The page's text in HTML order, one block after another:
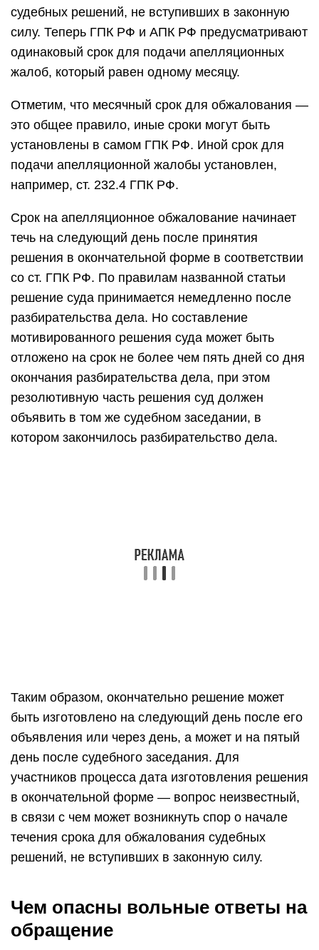
судебных решений, не вступивших в законную
силу. Теперь ГПК РФ и АПК РФ предусматривают
одинаковый срок для подачи апелляционных
жалоб, который равен одному месяцу.
Отметим, что месячный срок для обжалования —
это общее правило, иные сроки могут быть
установлены в самом ГПК РФ. Иной срок для
подачи апелляционной жалобы установлен,
например, ст. 232.4 ГПК РФ.
Срок на апелляционное обжалование начинает
течь на следующий день после принятия
решения в окончательной форме в соответствии
со ст. ГПК РФ. По правилам названной статьи
решение суда принимается немедленно после
разбирательства дела. Но составление
мотивированного решения суда может быть
отложено на срок не более чем пять дней со дня
окончания разбирательства дела, при этом
резолютивную часть решения суд должен
объявить в том же судебном заседании, в
котором закончилось разбирательство дела.
Таким образом, окончательно решение может
быть изготовлено на следующий день после его
объявления или через день, а может и на пятый
день после судебного заседания. Для
участников процесса дата изготовления решения
в окончательной форме — вопрос неизвестный,
в связи с чем может возникнуть спор о начале
течения срока для обжалования судебных
решений, не вступивших в законную силу.
Чем опасны вольные ответы на
обращение